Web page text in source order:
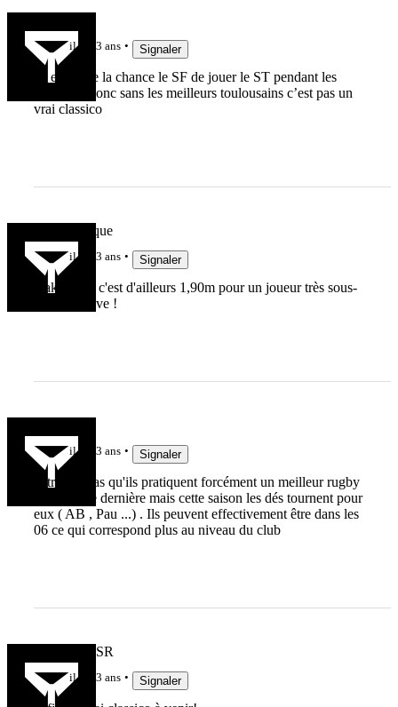
il y a 3 ans Signaler
Ils en on de la chance le SF de jouer le ST pendant les
doublons donc sans les meilleurs toulousains c’est pas un
vrai classico
coupdecasque
il y a 3 ans Signaler
Dakuwaka c'est d'ailleurs 1,90m pour un joueur très sous-
coté je trouve !
il y a 3 ans Signaler
je trouve pas qu'ils pratiquent forcément un meilleur rugby
que l'année dernière mais cette saison les dés tournent pour
eux ( AB , Pau ...) . Ils peuvent effectivement être dans les
06 ce qui correspond plus au niveau du club
Atlantique SR
il y a 3 ans Signaler